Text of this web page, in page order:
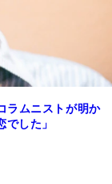
ラムニストが明か
した」